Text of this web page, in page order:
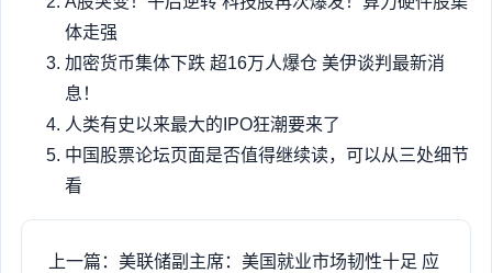
体走强
加密货币集体下跌 超16万人爆仓 美伊谈判最新消
息！
人类有史以来最大的IPO狂潮要来了
中国股票论坛页面是否值得继续读，可以从三处细节
看
上一篇：美联储副主席：美国就业市场韧性十足 应